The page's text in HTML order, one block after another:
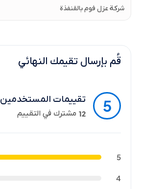
شركة عزل فوم بالقنفذة
قُم بإرسال تقيمك النهائي
5 تقييمات المستخدمين
12 مشترك في التقييم
5
4